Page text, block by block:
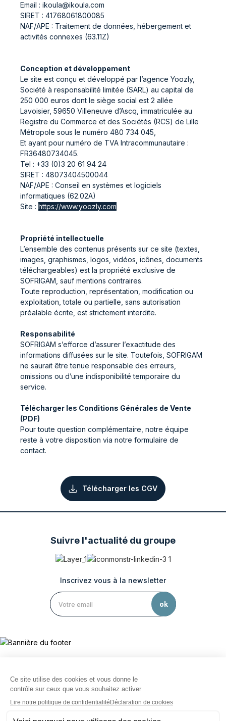
Email : ikoula@ikoula.com
SIRET : 41768061800085
NAF/APE : Traitement de données, hébergement et
activités connexes (63.11Z)
Conception et développement
Le site est conçu et développé par l’agence Yoozly,
Société à responsabilité limitée (SARL) au capital de
250 000 euros dont le siège social est 2 allée
Lavoisier, 59650 Villeneuve d’Ascq, immatriculée au
Registre du Commerce et des Sociétés (RCS) de Lille
Métropole sous le numéro 480 734 045,
Et ayant pour numéro de TVA Intracommunautaire :
FR36480734045.
Tel : +33 (0)3 20 61 94 24
SIRET : 48073404500044
NAF/APE : Conseil en systèmes et logiciels
informatiques (62.02A)
Site : https://www.yoozly.com
Propriété intellectuelle
L’ensemble des contenus présents sur ce site (textes,
images, graphismes, logos, vidéos, icônes, documents
téléchargeables) est la propriété exclusive de
SOFRIGAM, sauf mentions contraires.
Toute reproduction, représentation, modification ou
exploitation, totale ou partielle, sans autorisation
préalable écrite, est strictement interdite.
Responsabilité
SOFRIGAM s’efforce d’assurer l’exactitude des
informations diffusées sur le site. Toutefois, SOFRIGAM
ne saurait être tenue responsable des erreurs,
omissions ou d’une indisponibilité temporaire du
service.
Télécharger les Conditions Générales de Vente
(PDF)
Pour toute question complémentaire, notre équipe
reste à votre disposition via notre formulaire de
contact.
Télécharger les CGV
Suivre l'actualité du groupe
Inscrivez vous à la newsletter
Le groupe Sofrigam
Mentions légales